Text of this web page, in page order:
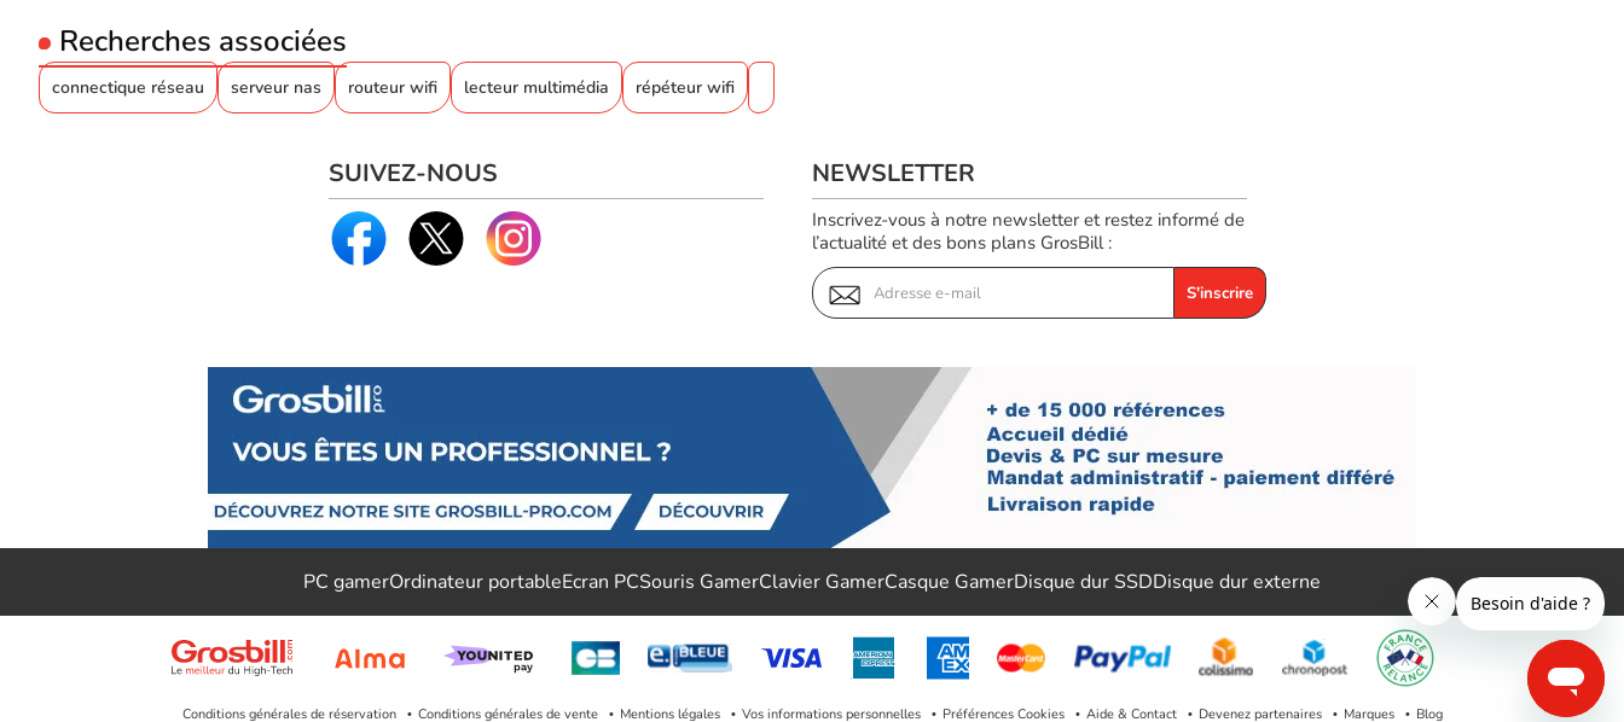
Recherches associées
connectique réseau serveur nas routeur wifi lecteur multimédia répéteur wifi
SUIVEZ-NOUS NEWSLETTER
Inscrivez-vous à notre newsletter et restez informé de
l’actualité et des bons plans GrosBill :
S'inscrire
PC gamerOrdinateur portableEcran PCSouris GamerClavier GamerCasque GamerDisque dur SSDDisque dur externe
Conditions générales de réservation Conditions générales de vente Mentions légales Vos informations personnelles Préférences Cookies Aide & Contact Devenez partenaires Marques Blog